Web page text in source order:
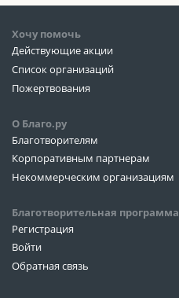
Хочу помочь
Действующие акции
Список организаций
Пожертвования
О Благо.ру
Благотворителям
Корпоративным партнерам
Некоммерческим организациям
Благотворительная программа
Регистрация
Войти
Обратная связь